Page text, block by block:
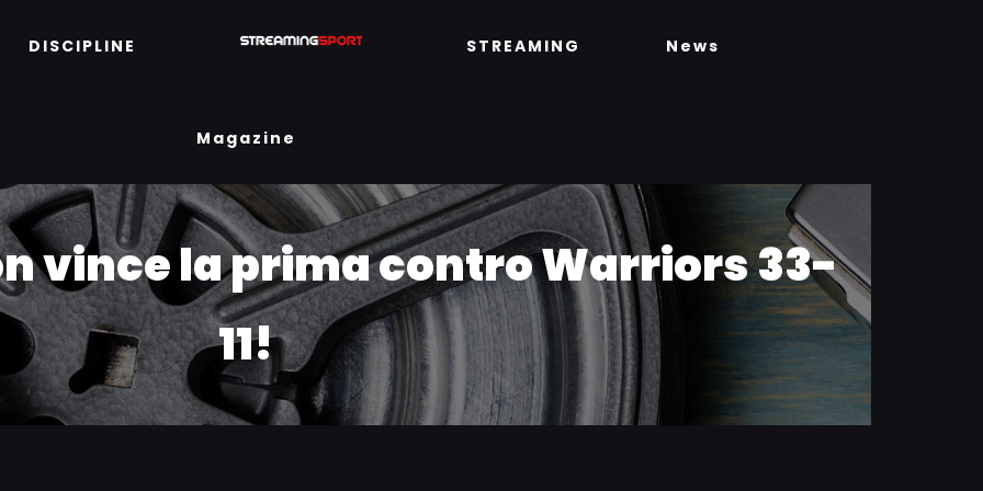
DISCIPLINE STREAMING News
Magazine
vince la prima contro Warriors 33-
11!